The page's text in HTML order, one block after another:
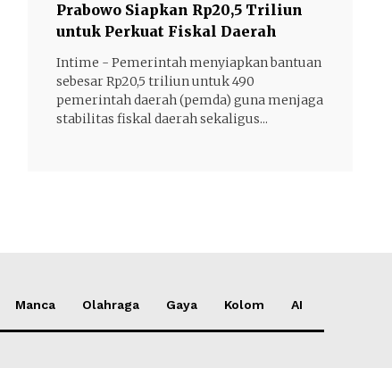
Prabowo Siapkan Rp20,5 Triliun
untuk Perkuat Fiskal Daerah
Intime - Pemerintah menyiapkan bantuan
sebesar Rp20,5 triliun untuk 490
pemerintah daerah (pemda) guna menjaga
stabilitas fiskal daerah sekaligus...
Manca Olahraga Gaya Kolom AI